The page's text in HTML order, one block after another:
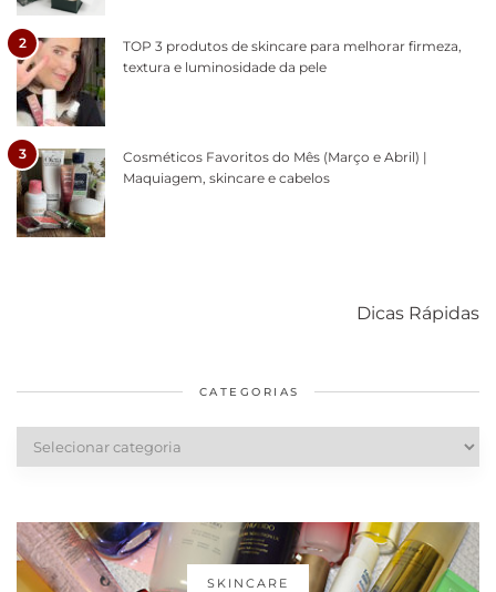
2
TOP 3 produtos de skincare para melhorar firmeza,
textura e luminosidade da pele
3
Cosméticos Favoritos do Mês (Março e Abril) |
Maquiagem, skincare e cabelos
Dicas Rápidas
diários
cabelos
CATEGORIAS
Categorias
SKINCARE